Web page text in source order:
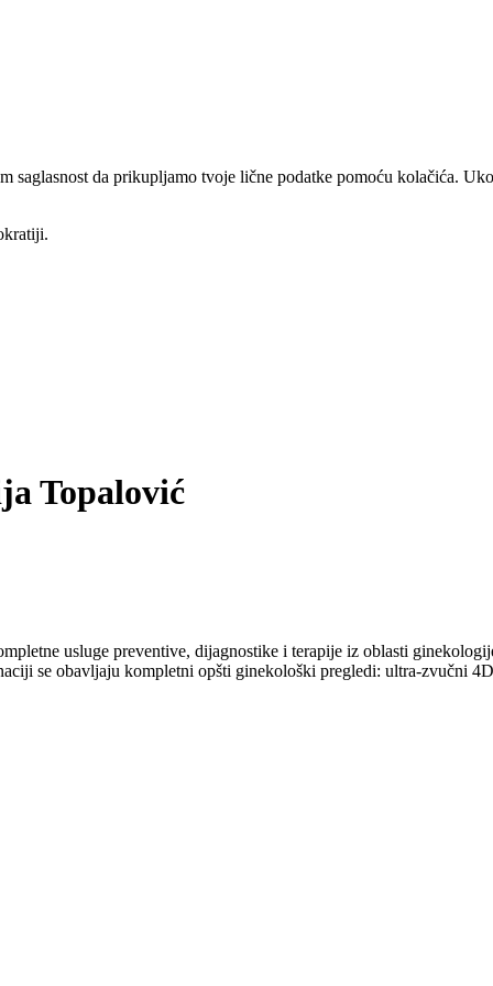
saglasnost da prikupljamo tvoje lične podatke pomoću kolačića.
Topalović
usluge preventive, dijagnostike i terapije iz oblasti
se obavljaju kompletni opšti ginekološki pregledi: ultra-zvučni